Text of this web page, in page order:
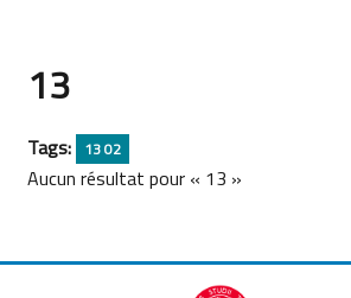
13
Tags: 13 02
Aucun résultat pour « 13 »